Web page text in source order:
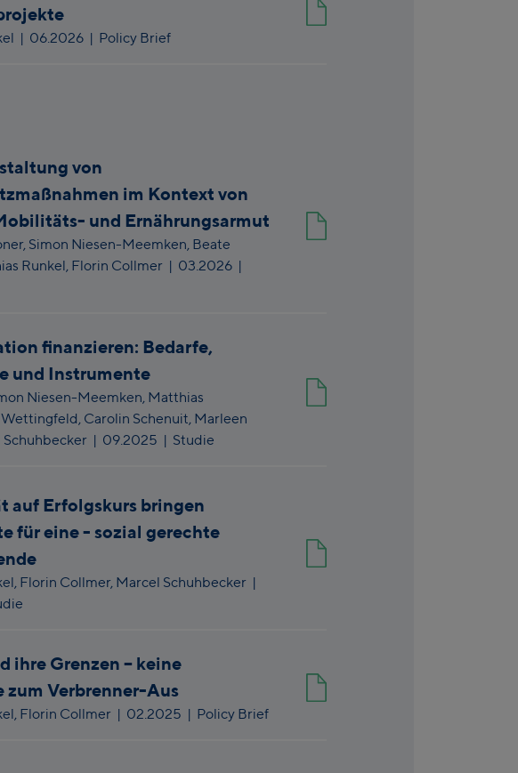
| 06.2026 | Policy Brief
von
im Kontext von
und Ernährungsarmut
Simon Niesen-Meemken, Beate
Runkel, Florin Collmer| 03.2026 |
finanzieren: Bedarfe,
und Instrumente
Niesen-Meemken, Matthias
Carolin Schenuit, Marleen
Schuhbecker| 09.2025 | Studie
auf Erfolgskurs bringen
für eine - sozial gerechte
Florin Collmer, Marcel Schuhbecker|
ihre Grenzen – keine
Verbrenner-Aus
Florin Collmer| 02.2025 | Policy Brief